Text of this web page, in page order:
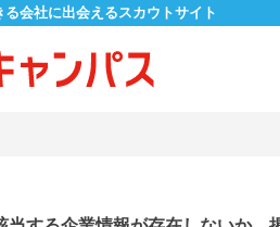
る会社に出会えるスカウトサイト